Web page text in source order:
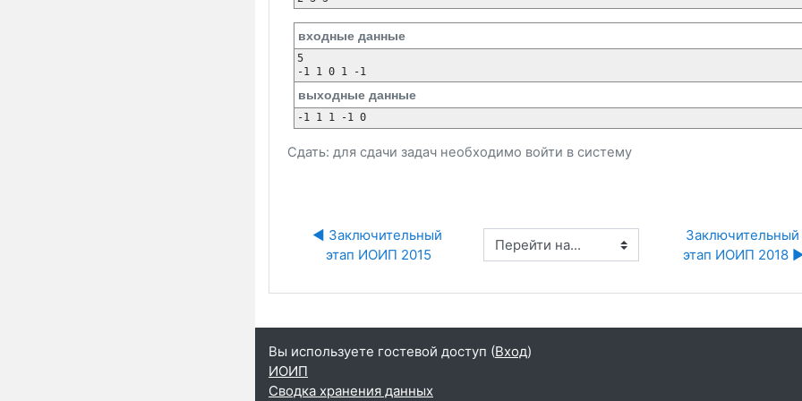
входные данные
5
-1 1 0 1 -1
выходные данные
-1 1 1 -1 0
Сдать: для сдачи задач необходимо войти в систему
◀︎ Заключительный
этап ИОИП 2015
Перейти на...
Заключительный
этап ИОИП 2018
Вы используете гостевой доступ (Вход)
ИОИП
Сводка хранения данных